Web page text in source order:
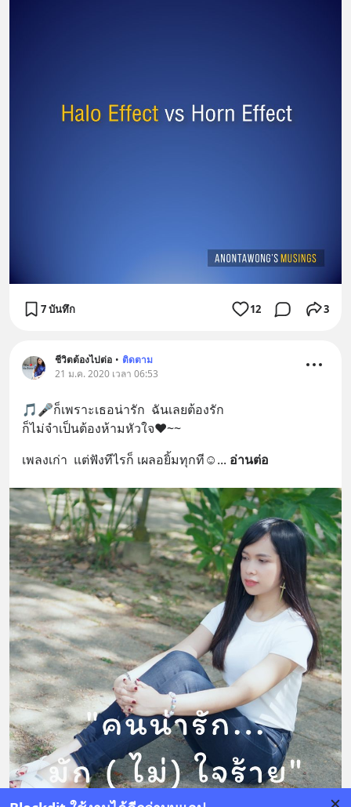
7 บันทึก 12 3
ชีวิตต้องไปต่อ • ติดตาม
21 ม.ค. 2020 เวลา 06:53
🎵🎤ก็เพราะเธอน่ารัก  ฉันเลยต้องรัก
ก็ไม่จำเป็นต้องห้ามหัวใจ♥️~~
เพลงเก่า  แต่ฟังทีไรก็ เผลอยิ้มทุกที☺️... อ่านต่อ